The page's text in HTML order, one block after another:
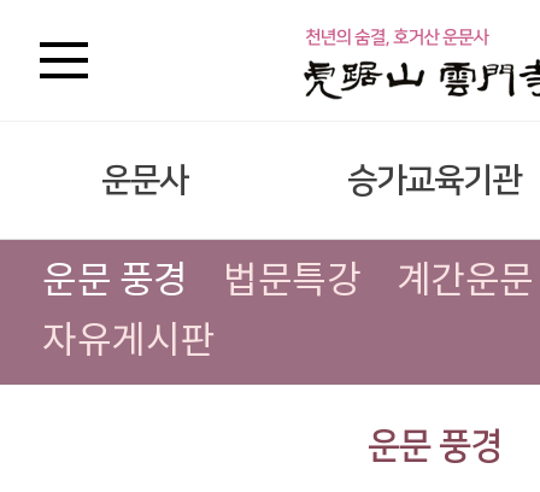
운문사 승가교육기관
운문 풍경 법문특강
계간운문
자유게시판
운문 풍경